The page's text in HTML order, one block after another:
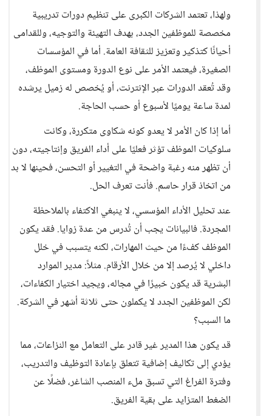
ولهذا، تعتمد الشركات الكبرى على تنظيم دورات تدريبية
مخصصة للموظفين الجدد، بهدف التهيئة والتوجيه، وللقدامى
أحيانًا كتذكير وتعزيز للثقافة العامة. أما في المؤسسات
الصغيرة، فيعتمد الأمر على نوع الدورة ومستوى الموظف،
وقد تُعقد الدورات عبر الإنترنت، أو يُخصص له زميل يرشده
لمدة ساعة يوميًا لأسبوع أو حسب الحاجة.
أما إذا كان الأمر لا يعدو كونه شكاوى متكررة، وكانت
سلوكيات الموظف تؤثر فعليًا على أداء الفريق وإنتاجيته، دون
أن تظهر منه رغبة واضحة في التغيير أو التحسن، فحينها لا بد
من اتخاذ قرار حاسم. فأنت تعرف الحل.
عند تحليل الأداء المؤسسي، لا ينبغي الاكتفاء بالملاحظة
المجردة. فالبيانات يجب أن تُدرس من عدة زوايا. فقد يكون
الموظف كفءًا من حيث المهارات، لكنه يتسبب في خلل
داخلي لا يُرصد إلا من خلال الأرقام. مثلاً: مدير الموارد
البشرية قد يكون خبيرًا في مجاله، ويجيد اختيار الكفاءات،
لكن الموظفين الجدد لا يكملون حتى ثلاثة أشهر في الشركة.
ما السبب؟
قد يكون هذا المدير غير قادر على التعامل مع النزاعات، مما
يؤدي إلى تكاليف إضافية تتعلق بإعادة التوظيف والتدريب،
وفترة الفراغ التي تسبق ملء المنصب الشاغر، فضلًا عن
الضغط المتزايد على بقية الفريق.